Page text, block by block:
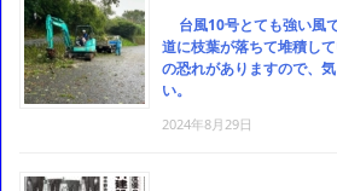
台風10号とても強い風
道に枝葉が落ちて堆積し
の恐れがありますので、
い。
2024年8月29日